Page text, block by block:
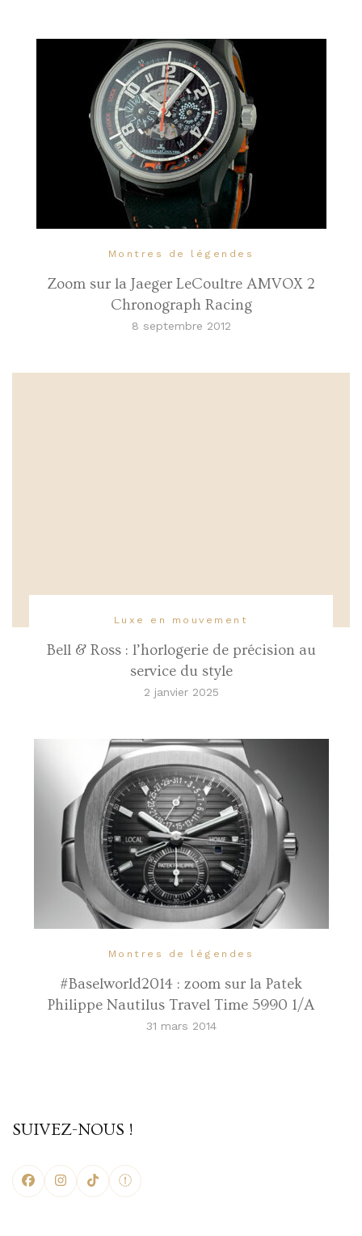
Montres de légendes
Zoom sur la Jaeger LeCoultre AMVOX 2
Chronograph Racing
8 septembre 2012
Luxe en mouvement
Bell & Ross : l’horlogerie de précision au
service du style
2 janvier 2025
Montres de légendes
#Baselworld2014 : zoom sur la Patek
Philippe Nautilus Travel Time 5990 1/A
31 mars 2014
SUIVEZ-NOUS !